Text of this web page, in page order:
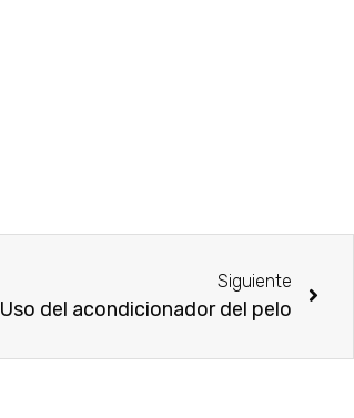
Siguiente
Uso del acondicionador del pelo